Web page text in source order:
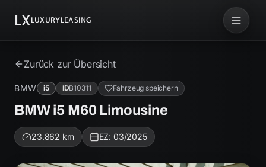
LXLUXURYLEASING
Zurück zur Übersicht
BMW i5 IDB10311 Fahrzeug speichern
BMW i5 M60 Limousine
23.862 km EZ: 03/2025